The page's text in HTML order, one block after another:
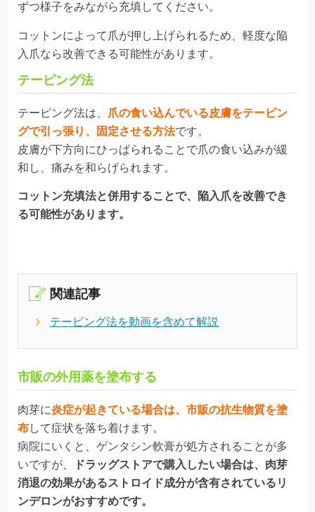
ずつ様子をみながら充填してください。
コットンによって爪が押し上げられるため、軽度な陥
入爪なら改善できる可能性があります。
テーピング法
テーピング法は、
爪の食い込んでいる皮膚をテーピン
グで引っ張り、固定させる方法です。
皮膚が下方向にひっぱられることで爪の食い込みが緩
和し、 痛みを和らげられます。
コットン充填法と併用することで、陥入爪を改善でき
る可能性があります。
関連記事
テーピング法を動画を含めて解説
市販の外用薬を塗布する
肉芽に炎症が起きている場合は、市販の抗生物質を塗
布して症状を落ち着けます。
病院にいくと、ゲンタシン軟膏が処方されることが多
いですが、
ドラッグストアで購入したい場合は、肉芽
消退の効果があるストロイド成分が含有されているリ
ンデロンがおすすめです。